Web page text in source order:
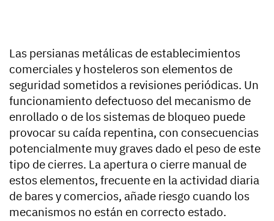
Las persianas metálicas de establecimientos
comerciales y hosteleros son elementos de
seguridad sometidos a revisiones periódicas. Un
funcionamiento defectuoso del mecanismo de
enrollado o de los sistemas de bloqueo puede
provocar su caída repentina, con consecuencias
potencialmente muy graves dado el peso de este
tipo de cierres. La apertura o cierre manual de
estos elementos, frecuente en la actividad diaria
de bares y comercios, añade riesgo cuando los
mecanismos no están en correcto estado.